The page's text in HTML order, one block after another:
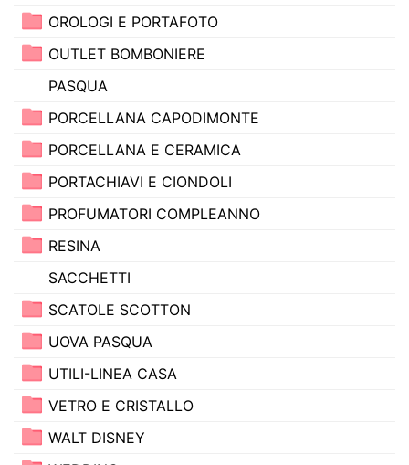
OROLOGI E PORTAFOTO
OUTLET BOMBONIERE
PASQUA
PORCELLANA CAPODIMONTE
PORCELLANA E CERAMICA
PORTACHIAVI E CIONDOLI
PROFUMATORI COMPLEANNO
RESINA
SACCHETTI
SCATOLE SCOTTON
UOVA PASQUA
UTILI-LINEA CASA
VETRO E CRISTALLO
WALT DISNEY